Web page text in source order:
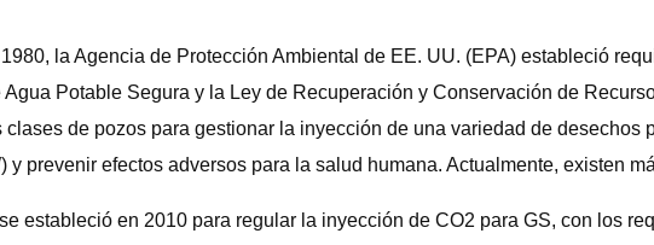
la Agencia de Protección Ambiental de EE. UU. (EPA) estableció
Potable Segura y la Ley de Recuperación y Conservación de
de pozos para gestionar la inyección de una variedad de
prevenir efectos adversos para la salud humana. Actualmente, existen
estableció en 2010 para regular la inyección de CO2 para GS, con los